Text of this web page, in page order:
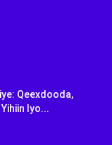
Qeexdooda,
Iyo...